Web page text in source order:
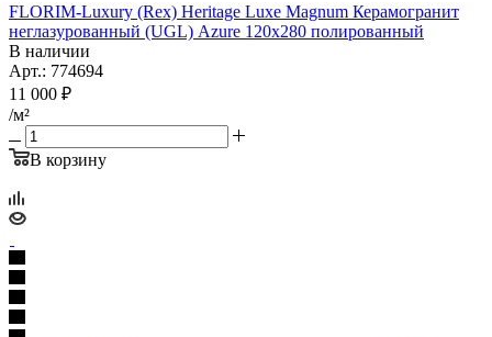
FLORIM-Luxury (Rex) Heritage Luxe Magnum Керамогранит
неглазурованный (UGL) Azure 120x280 полированный
В наличии
Арт.: 774694
11 000 ₽
/м²
В корзину